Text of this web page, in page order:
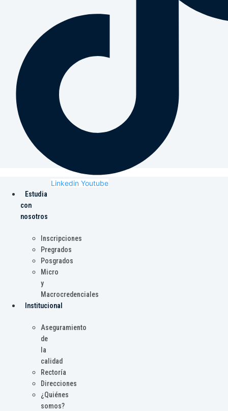
Linkedin Youtube
Estudia
con
nosotros
Inscripciones
Pregrados
Posgrados
Micro
y
Macrocredenciales
Institucional
Aseguramiento
de
la
calidad
Rectoría
Direcciones
¿Quiénes
somos?